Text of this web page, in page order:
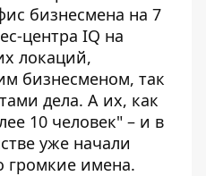
бизнесмена на 7
центра IQ на
локаций,
бизнесменом, так
дела. А их, как
10 человек" – и в
уже начали
громкие имена.